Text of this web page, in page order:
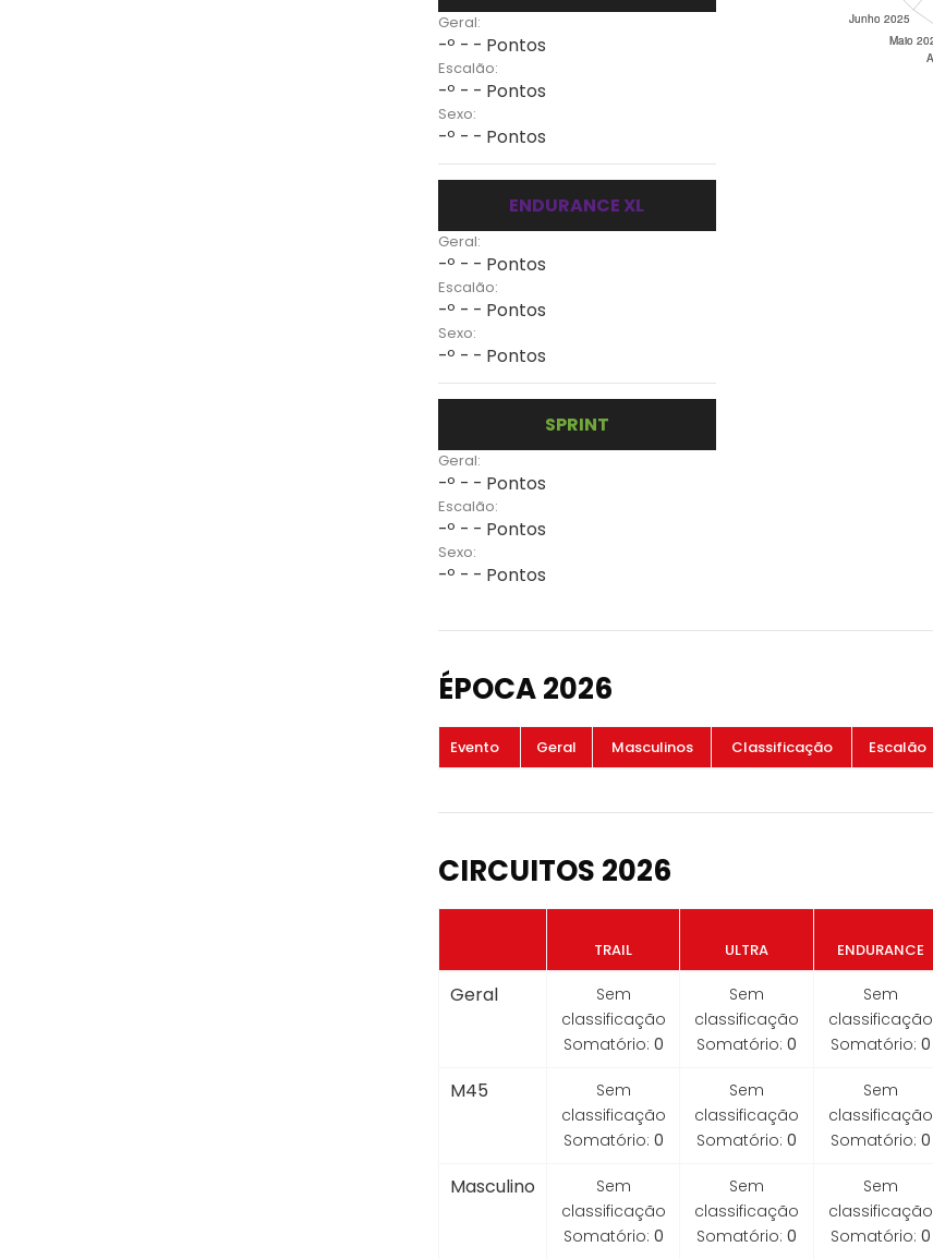
Geral:
-º - - Pontos
Escalão:
-º - - Pontos
Sexo:
-º - - Pontos
ENDURANCE XL
Geral:
-º - - Pontos
Escalão:
-º - - Pontos
Sexo:
-º - - Pontos
SPRINT
Geral:
-º - - Pontos
Escalão:
-º - - Pontos
Sexo:
-º - - Pontos
ÉPOCA 2026
Evento Geral Masculinos Classificação Escalão
CIRCUITOS 2026
TRAIL ULTRA ENDURANCE
Geral
Sem
classificação
Somatório: 0
Sem
classificação
Somatório: 0
Sem
classificação
Somatório: 0
M45
Sem
classificação
Somatório: 0
Sem
classificação
Somatório: 0
Sem
classificação
Somatório: 0
Masculino
Sem
classificação
Somatório: 0
Sem
classificação
Somatório: 0
Sem
classificação
Somatório: 0